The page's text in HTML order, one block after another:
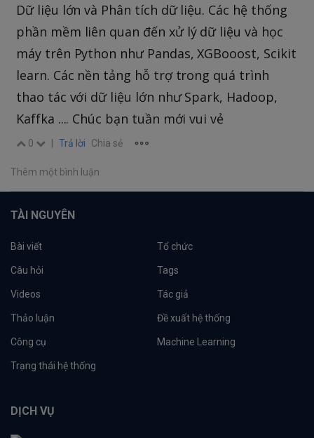
Dữ liệu lớn và Phân tích dữ liệu. Các hệ thống
phần mềm liên quan đến xử lý dữ liệu và học
máy trên Python như Pandas, XGBooost, Scikit
learn. Các nền tảng hỗ trợ trong quá trình
thao tác với dữ liệu lớn như Spark, Hadoop,
Kaffka .... Chúc bạn tuần mới vui vẻ
0 Trả lời Chia sẻ
Thêm một bình luận
TÀI NGUYÊN
Bài viết Tổ chức
Câu hỏi Tags
Videos Tác giả
Thảo luận Đề xuất hệ thống
Công cụ Machine Learning
Trạng thái hệ thống
DỊCH VỤ